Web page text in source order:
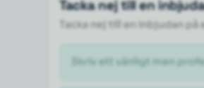
Tacka nej till en
Tacka nej till en inbjudan
Skriv ett vänligt men